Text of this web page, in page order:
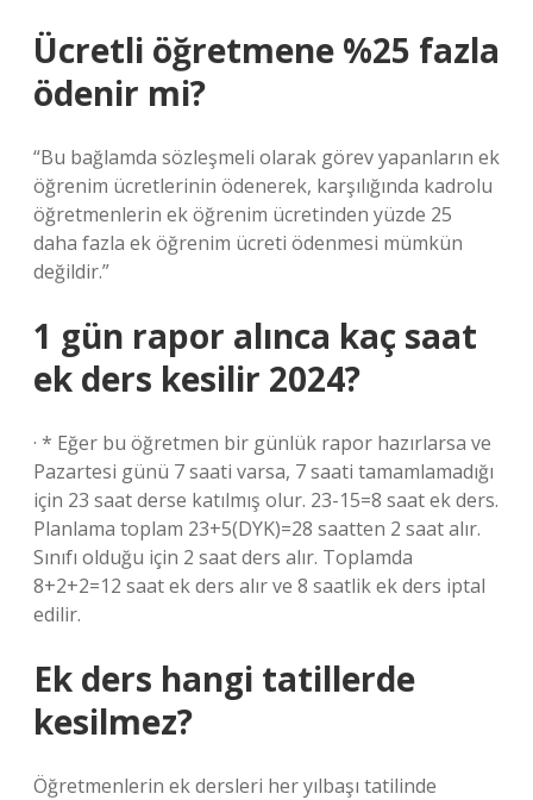
Ücretli öğretmene %25 fazla
ödenir mi?
“Bu bağlamda sözleşmeli olarak görev yapanların ek
öğrenim ücretlerinin ödenerek, karşılığında kadrolu
öğretmenlerin ek öğrenim ücretinden yüzde 25
daha fazla ek öğrenim ücreti ödenmesi mümkün
değildir.”
1 gün rapor alınca kaç saat
ek ders kesilir 2024?
· * Eğer bu öğretmen bir günlük rapor hazırlarsa ve
Pazartesi günü 7 saati varsa, 7 saati tamamlamadığı
için 23 saat derse katılmış olur. 23-15=8 saat ek ders.
Planlama toplam 23+5(DYK)=28 saatten 2 saat alır.
Sınıfı olduğu için 2 saat ders alır. Toplamda
8+2+2=12 saat ek ders alır ve 8 saatlik ek ders iptal
edilir.
Ek ders hangi tatillerde
kesilmez?
Öğretmenlerin ek dersleri her yılbaşı tatilinde